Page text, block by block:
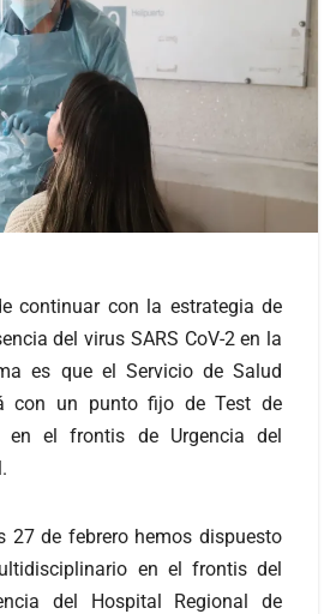
continuar con la estrategia de
del virus SARS CoV-2 en la
es que el Servicio de Salud
con un punto fijo de Test de
en el frontis de Urgencia del
27 de febrero hemos dispuesto
en el frontis del
del Hospital Regional de